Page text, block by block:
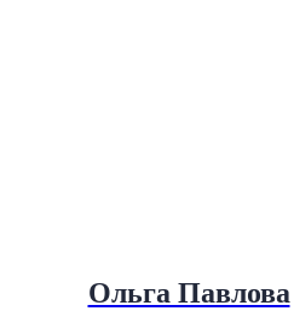
Ольга Павлова